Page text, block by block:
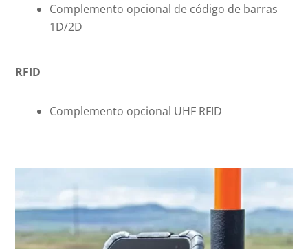
Complemento opcional de código de barras
1D/2D
RFID
Complemento opcional UHF RFID